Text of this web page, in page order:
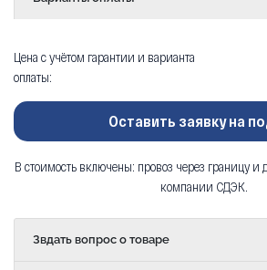
Цена с учётом гарантии и варианта
оплаты:
Оставить заявку на
В стоимость включены: провоз через границу и
компании СДЭК.
Звдать вопрос о товаре